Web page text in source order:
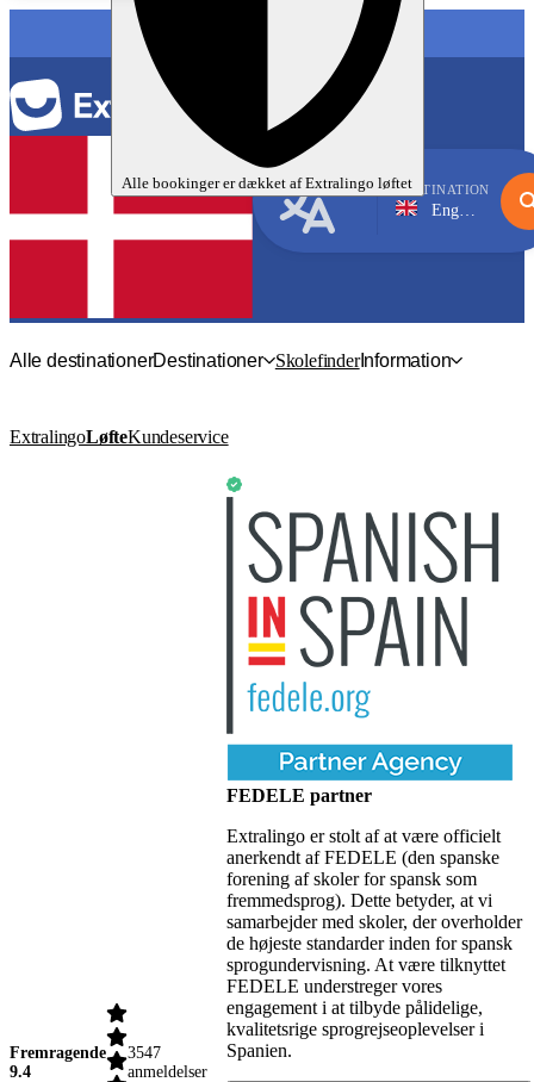
Alle bookinger er dækket afExtralingo løftet
SPROG
DESTINATION
England
Alle destinationerDestinationer SkolefinderInformation
ExtralingoLøfteKundeservice
Fremragende
9.4
3547
anmeldelser
FEDELE partner
Extralingo er stolt af at være officielt
anerkendt af FEDELE (den spanske
forening af skoler for spansk som
fremmedsprog). Dette betyder, at vi
samarbejder med skoler, der overholder
de højeste standarder inden for spansk
sprogundervisning. At være tilknyttet
FEDELE understreger vores
engagement i at tilbyde pålidelige,
kvalitetsrige sprogrejseoplevelser i
Spanien.